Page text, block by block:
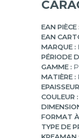
EAN PIÈCE :
EAN
MARQUE :
PÉRIODE
GAMME :
MATIÈRE :
COULEUR :
FORMAT
TYPE DE